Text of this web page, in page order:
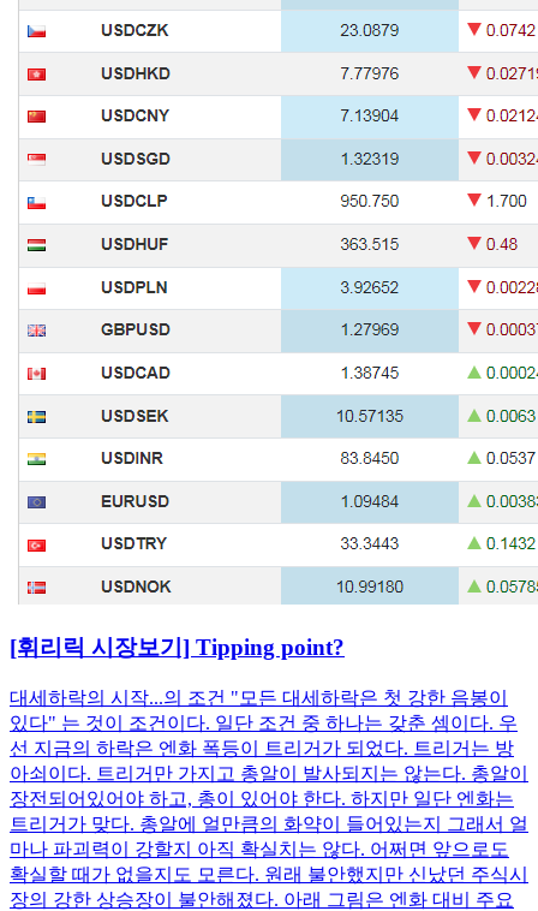
[휘리릭 시장보기] Tipping point?
대세하락의 시작...의 조건 "모든 대세하락은 첫 강한 음봉이
있다" 는 것이 조건이다. 일단 조건 중 하나는 갖춘 셈이다. 우
선 지금의 하락은 엔화 폭등이 트리거가 되었다. 트리거는 방
아쇠이다. 트리거만 가지고 총알이 발사되지는 않는다. 총알이
장전되어있어야 하고, 총이 있어야 한다. 하지만 일단 엔화는
트리거가 맞다. 총알에 얼만큼의 화약이 들어있는지 그래서 얼
마나 파괴력이 강할지 아직 확실치는 않다. 어쩌면 앞으로도
확실할 때가 없을지도 모른다. 원래 불안했지만 신났던 주식시
장의 강한 상승장이 불안해졌다. 아래 그림은 엔화 대비 주요